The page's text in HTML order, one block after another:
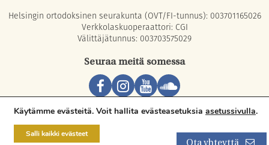
Helsingin ortodoksinen seurakunta (OVT/FI-tunnus): 003701165026
Verkkolaskuoperaattori: CGI
Välittäjätunnus: 003703575029
Seuraa meitä somessa
Copyright © 2026 Orthodox Parish of Helsinki. All rights reserved.
Käytämme evästeitä. Voit hallita evästeasetuksia asetussivulla.
Salli kaikki evästeet